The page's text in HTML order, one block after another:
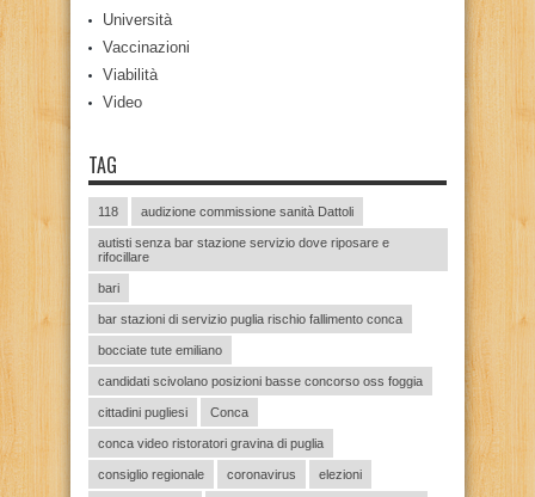
Università
Vaccinazioni
Viabilità
Video
TAG
118 audizione commissione sanità Dattoli
autisti senza bar stazione servizio dove riposare e
rifocillare
bari
bar stazioni di servizio puglia rischio fallimento conca
bocciate tute emiliano
candidati scivolano posizioni basse concorso oss foggia
cittadini pugliesi Conca
conca video ristoratori gravina di puglia
consiglio regionale coronavirus elezioni